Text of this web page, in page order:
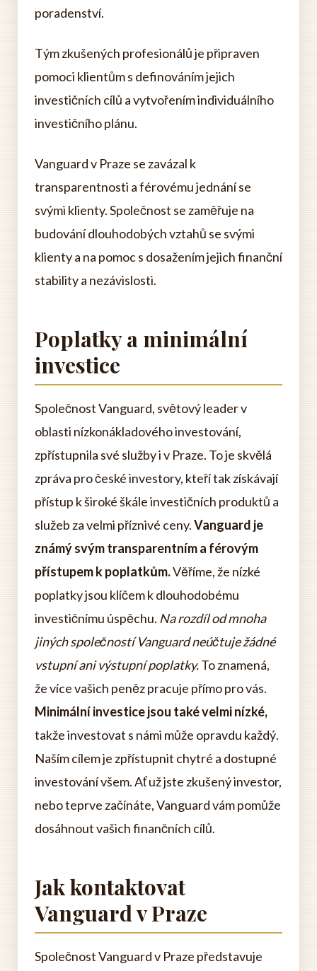
poradenství.
Tým zkušených profesionálů je připraven
pomoci klientům s definováním jejich
investičních cílů a vytvořením individuálního
investičního plánu.
Vanguard v Praze se zavázal k
transparentnosti a férovému jednání se
svými klienty. Společnost se zaměřuje na
budování dlouhodobých vztahů se svými
klienty a na pomoc s dosažením jejich finanční
stability a nezávislosti.
Poplatky a minimální
investice
Společnost Vanguard, světový leader v
oblasti nízkonákladového investování,
zpřístupnila své služby i v Praze. To je skvělá
zpráva pro české investory, kteří tak získávají
přístup k široké škále investičních produktů a
služeb za velmi příznivé ceny.Vanguard je
známý svým transparentním a férovým
přístupem k poplatkům.Věříme, že nízké
poplatky jsou klíčem k dlouhodobému
investičnímu úspěchu. Na rozdíl od mnoha
jiných společností Vanguard neúčtuje žádné
vstupní ani výstupní poplatky.To znamená,
že více vašich peněz pracuje přímo pro vás.
Minimální investice jsou také velmi nízké,
takže investovat s námi může opravdu každý.
Naším cílem je zpřístupnit chytré a dostupné
investování všem. Ať už jste zkušený investor,
nebo teprve začínáte, Vanguard vám pomůže
dosáhnout vašich finančních cílů.
Jak kontaktovat
Vanguard v Praze
Společnost Vanguard v Praze představuje